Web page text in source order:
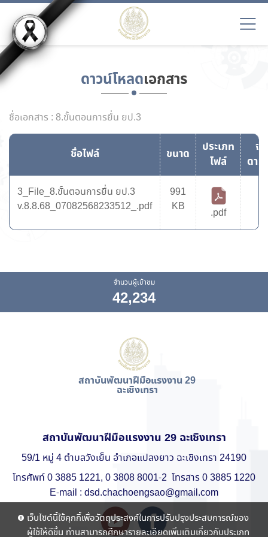
ดาวน์โหลดเอกสาร
ชื่อเอกสาร : 8.ขั้นตอนการยื่น ยป.3
ชื่อไฟล์ ขนาด
ประเภท
ไฟล์
จ
ดาว
3_File_8.ขั้นตอนการยื่น ยป.3
v.8.8.68_07082568233512_.pdf
991
KB
.pdf
จำนวนผู้เข้าชม
42,234
สถาบันพัฒนาฝีมือแรงงาน 29
ฉะเชิงเทรา
สถาบันพัฒนาฝีมือแรงงาน 29 ฉะเชิงเทรา
59/1 หมู่ 4 ตำบลวังเย็น อำเภอแปลงยาว ฉะเชิงเทรา 24190
โทรศัพท์ 0 3885 1221, 0 3808 8001-2 โทรสาร 0 3885 1220
E-mail : dsd.chachoengsao@gmail.com
เว็บไซต์นี้ใช้คุกกี้เพื่อวัตถุประสงค์ในการปรับปรุงประสบการณ์ของ
ผู้ใช้ให้ดีขึ้น ท่านสามารถศึกษารายละเอียดเพิ่มเติมเกี่ยวกับประเภท